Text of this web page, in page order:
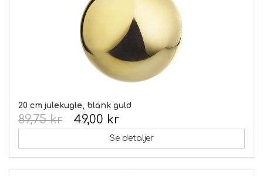
20 cm julekugle, blank guld
49,00 kr
89,75 kr
Se detaljer